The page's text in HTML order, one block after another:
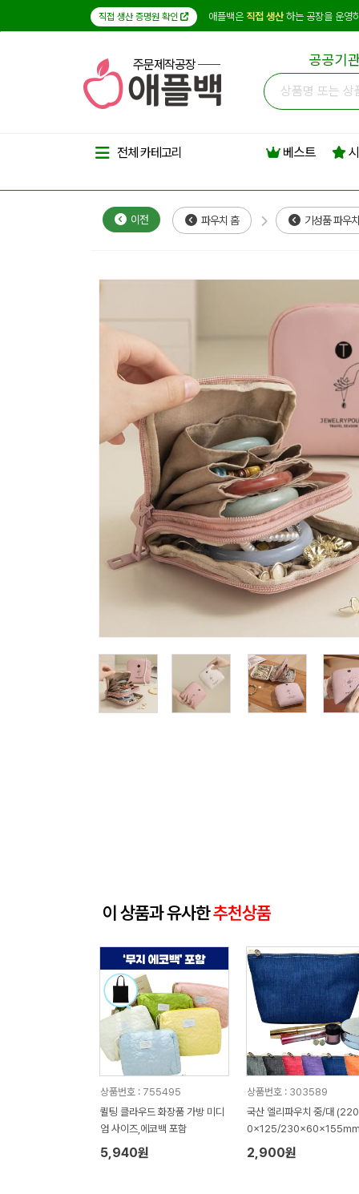
직접 생산 증명원 확인 애플백은 직접 생산하는 공장을 운영
주문제작공장 공공기
전체 카테고리 베스트
이전 파우치 홈 기성품 파우치
이 상품과 유사한추천상품
상품번호 : 755495
퀼팅 클라우드 화장품 가방 미디
엄 사이즈,에코백 포함
5,940원
상품번호 : 303589
국산 엘리파우치 중/대
0x125/
2,900원